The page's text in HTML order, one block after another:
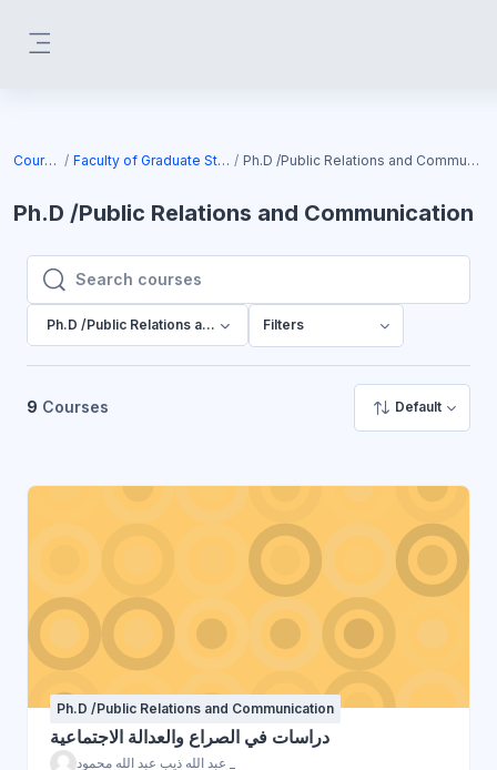
Courses Faculty of Graduate Studies Ph.D /Public Relations and Communication
Ph.D /Public Relations and Communication
Search courses
Search courses
Ph.D /Public Relations and Communication
Filters
9 Courses Default
Ph.D /Public Relations and Communication
دراسات في الصراع والعدالة الاجتماعية